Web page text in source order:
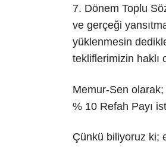
7. Dönem Toplu
ve gerçeği
yüklenmesin
tekliflerimizin haklı
Memur-Sen olarak;
% 10 Refah Payı
Çünkü biliyoruz ki;